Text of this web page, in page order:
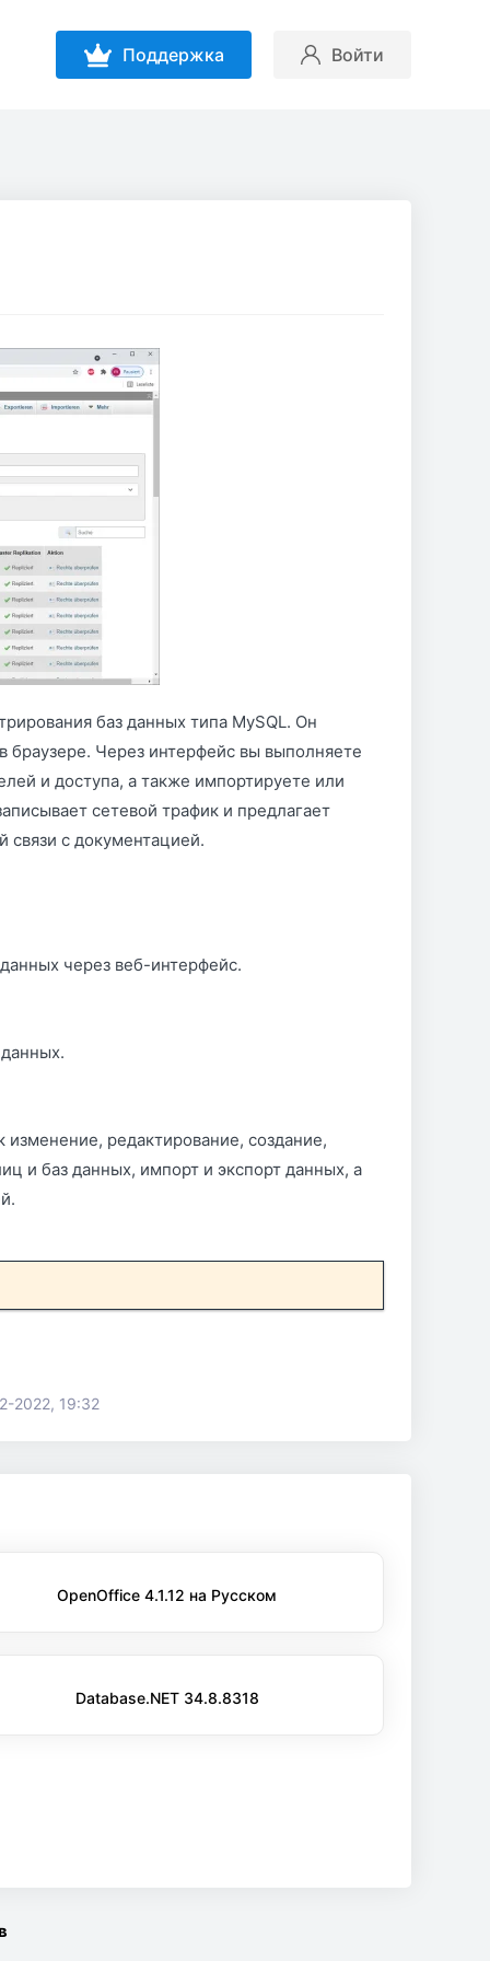
Поддержка Войти
баз данных типа MySQL. Он
браузере. Через интерфейс вы выполняете
и доступа, а также импортируете или
сетевой трафик и предлагает
связи с документацией.
через веб-интерфейс.
редактирование, создание,
и баз данных, импорт и экспорт данных, а
2022, 19:32
OpenOffice 4.1.12 на Русском
Database.NET 34.8.8318